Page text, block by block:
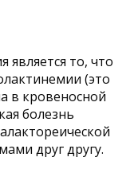
то, что
(это
в кровеносной
болезнь
друг другу.